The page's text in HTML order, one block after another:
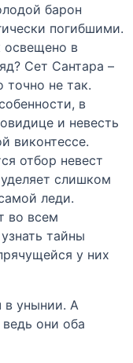
барон
погибшими.
освещено в
Сет Сантара –
точно не так.
в
и невесть
виконтессе.
отбор невест
слишком
леди.
во всем
тайны
у них
в унынии. А
они оба